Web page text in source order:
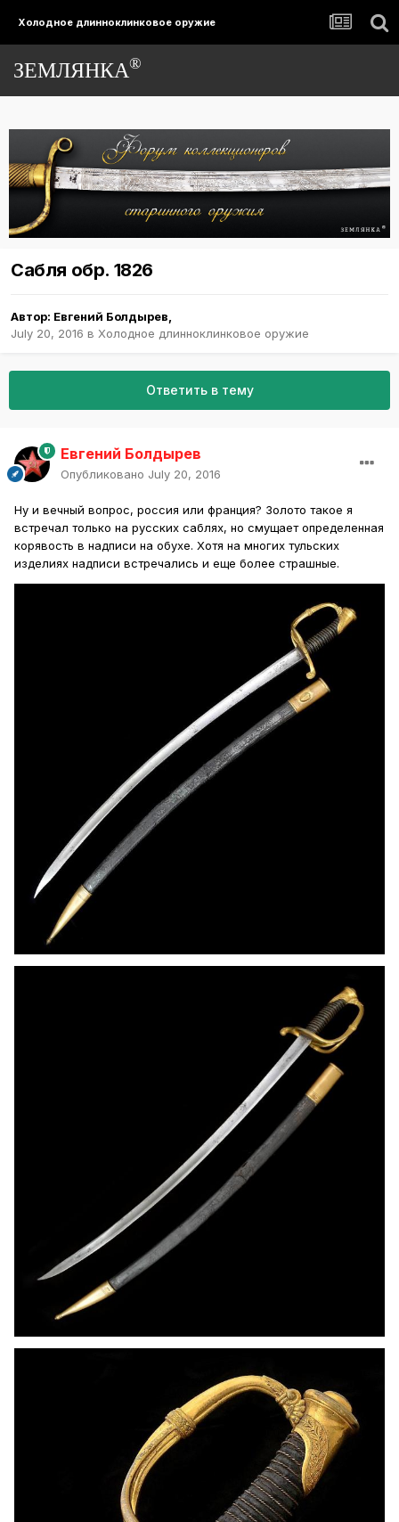
Холодное длинноклинковое оружие
ЗЕМЛЯНКА®
Сабля обр. 1826
Автор: Евгений Болдырев
July 20, 2016 в Холодное длинноклинковое оружие
Ответить в тему
Евгений Болдырев
Опубликовано July 20, 2016
Ну и вечный вопрос, россия или франция? Золото такое я
встречал только на русских саблях, но смущает определенная
корявость в надписи на обухе. Хотя на многих тульских
изделиях надписи встречались и еще более страшные.